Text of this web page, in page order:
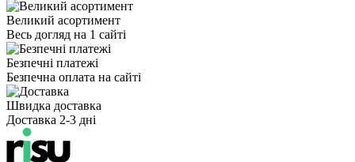
Великий асортимент
Весь догляд на 1 сайті
Безпечні платежі
Безпечна оплата на сайті
Швидка доставка
Доставка 2-3 дні